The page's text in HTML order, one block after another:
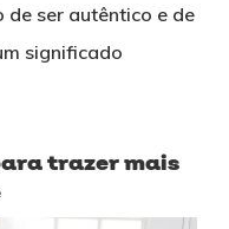
de ser autêntico e de
significado
trazer mais